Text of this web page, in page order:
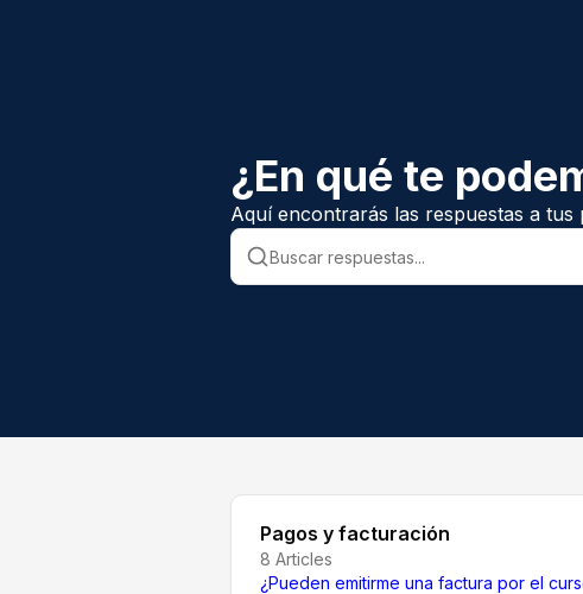
¿En qué te
Aquí encontrarás las respuestas a tus
Pagos y facturación
8 Articles
¿Pueden emitirme una factura por el